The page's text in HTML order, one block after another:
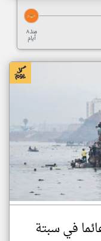
منذ ٨
أيام
في سبتة